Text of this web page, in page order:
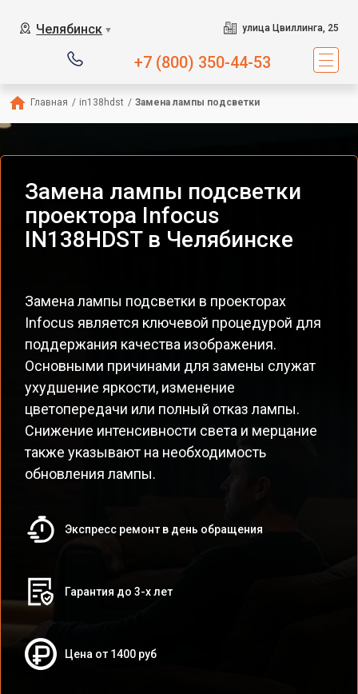
Челябинск ▼ улица Цвиллинга, 25
+7 (800) 350-44-53
Главная / in138hdst / Замена лампы подсветки
Замена лампы подсветки
проектора Infocus
IN138HDST в Челябинске
Замена лампы подсветки в проекторах
Infocus является ключевой процедурой для
поддержания качества изображения.
Основными причинами для замены служат
ухудшение яркости, изменение
цветопередачи или полный отказ лампы.
Снижение интенсивности света и мерцание
также указывают на необходимость
обновления лампы.
Экспресс ремонт в день обращения
Гарантия до 3-х лет
Цена от 1400 руб